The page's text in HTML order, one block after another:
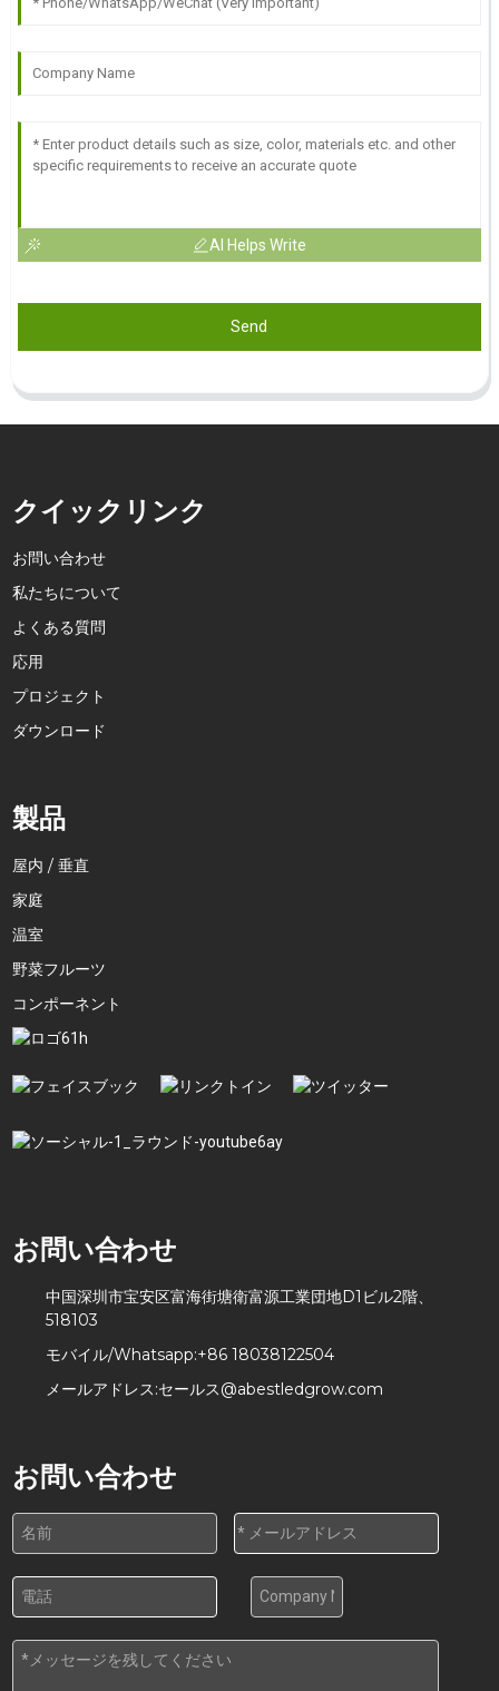
AI Helps Write
Send
クイックリンク
お問い合わせ
私たちについて
よくある質問
応用
プロジェクト
ダウンロード
製品
屋内 / 垂直
家庭
温室
野菜フルーツ
コンポーネント
お問い合わせ
中国深圳市宝安区富海街塘衛富源工業団地D1ビル2階、
518103
モバイル/Whatsapp:+86 18038122504
メールアドレス:セールス@abestledgrow.com
お問い合わせ